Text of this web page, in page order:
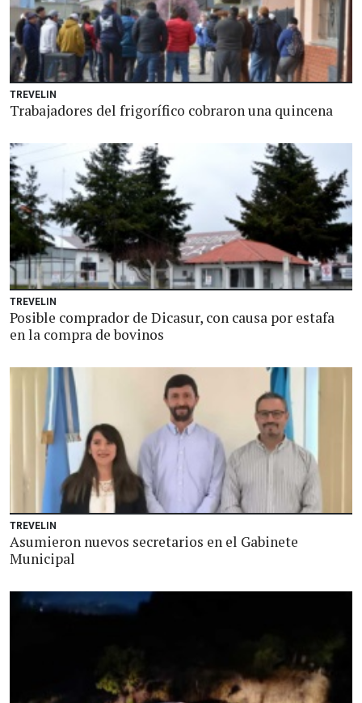
TREVELIN
Trabajadores del frigorífico cobraron una quincena
TREVELIN
Posible comprador de Dicasur, con causa por estafa
en la compra de bovinos
TREVELIN
Asumieron nuevos secretarios en el Gabinete
Municipal